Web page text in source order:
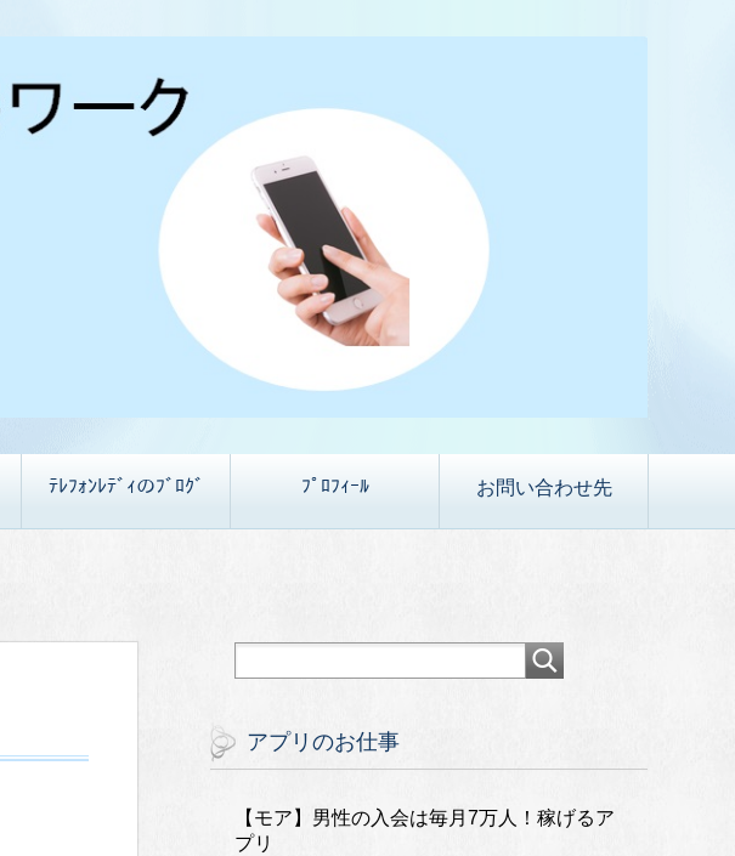
ﾃﾚﾌｫﾝﾚﾃﾞｨのﾌﾞﾛｸﾞ ﾌﾟﾛﾌｨｰﾙ お問い合わせ先
アプリのお仕事
【モア】男性の入会は毎月7万人！稼げるア
プリ